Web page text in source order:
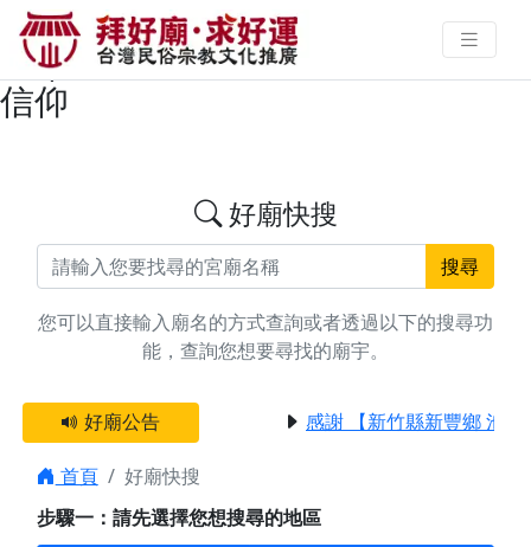
搜尋台中市南屯區朱府千歲廟宇資
料 | 拜好廟求好運 找到與您有緣的
信仰
好廟快搜
搜尋
您可以直接輸入廟名的方式查詢或者透過以下的搜尋功
能，查詢您想要尋找的廟宇。
好廟公告 感謝 【新竹縣新豐鄉 池
首頁
好廟快搜
步驟一：請先選擇您想搜尋的地區